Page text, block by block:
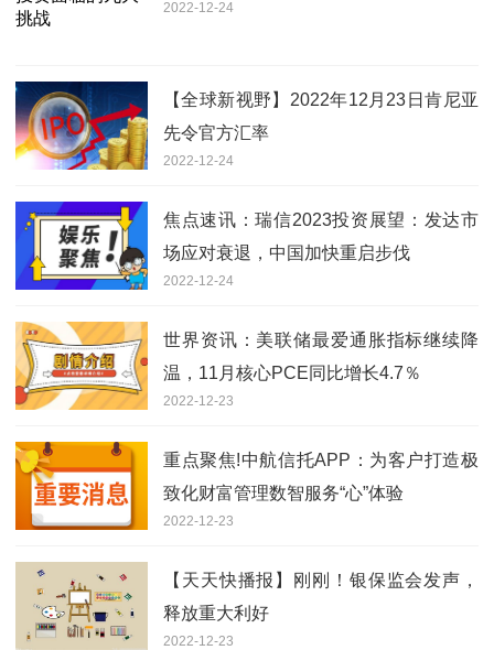
2022-12-24
【全球新视野】2022年12月23日肯尼亚
先令官方汇率
2022-12-24
焦点速讯：瑞信2023投资展望：发达市
场应对衰退，中国加快重启步伐
2022-12-24
世界资讯：美联储最爱通胀指标继续降
温，11月核心PCE同比增长4.7％
2022-12-23
重点聚焦!中航信托APP：为客户打造极
致化财富管理数智服务“心”体验
2022-12-23
【天天快播报】刚刚！银保监会发声，
释放重大利好
2022-12-23